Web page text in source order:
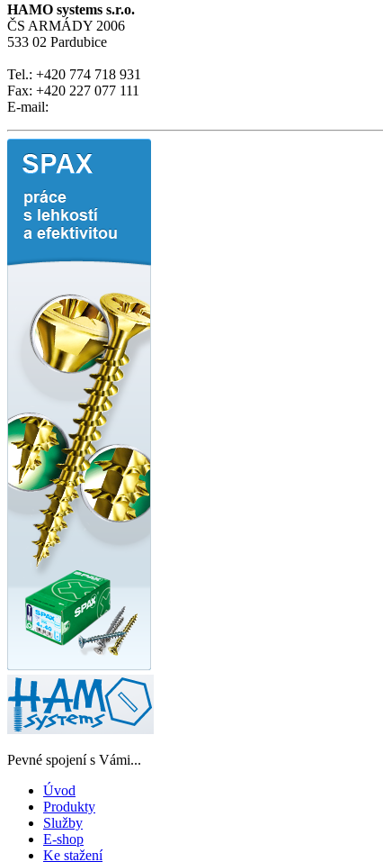
HAMO systems s.r.o.
ČS ARMÁDY 2006
533 02 Pardubice
Tel.: +420 774 718 931
Fax: +420 227 077 111
E-mail:
Pevné spojení s Vámi...
Úvod
Produkty
Služby
E-shop
Ke stažení